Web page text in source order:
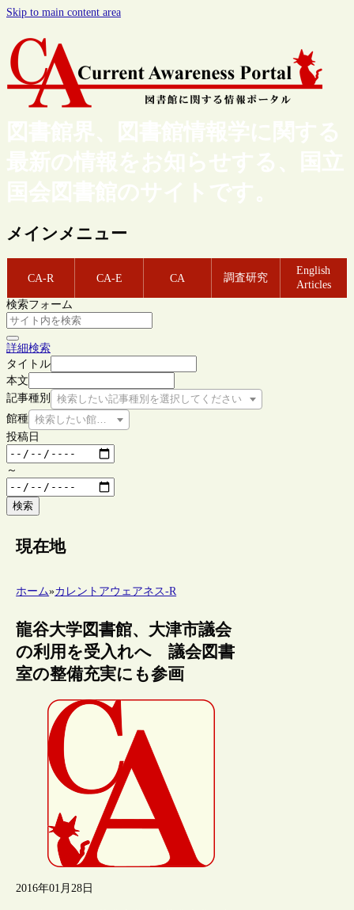
Skip to main content area
図書館界、図書館情報学に関する
最新の情報をお知らせする、国立
国会図書館のサイトです。
メインメニュー
CA-R CA-E CA 調査研究
English
Articles
検索フォーム
詳細検索
タイトル
本文
記事種別
検索したい記事種別を選択してください
館種 検索したい館種を選択してください
投稿日
～
検索
現在地
ホーム»カレントアウェアネス-R
龍谷大学図書館、大津市議会
の利用を受入れへ 議会図書
室の整備充実にも参画
2016年01月28日